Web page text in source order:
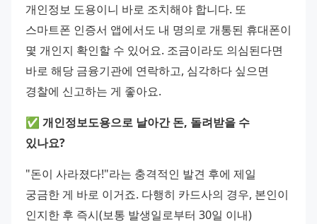
개인정보 도용이니 바로 조치해야 합니다. 또
스마트폰 인증서 앱에서도 내 명의로 개통된 휴대폰이
몇 개인지 확인할 수 있어요. 조금이라도 의심된다면
바로 해당 금융기관에 연락하고, 심각하다 싶으면
경찰에 신고하는 게 좋아요.
✅ 개인정보도용으로 날아간 돈, 돌려받을 수
있나요?
"돈이 사라졌다!"라는 충격적인 발견 후에 제일
궁금한 게 바로 이거죠. 다행히 카드사의 경우, 본인이
인지한 후 즉시(보통 발생일로부터 30일 이내)